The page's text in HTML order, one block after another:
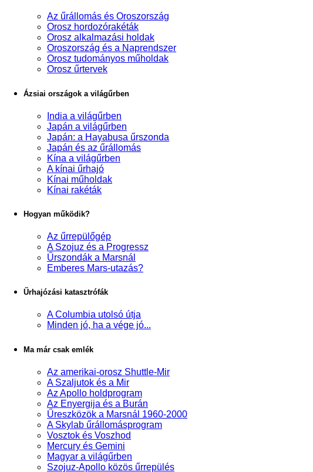
Az űrállomás és Oroszország
Orosz hordozórakéták
Orosz alkalmazási holdak
Oroszország és a Naprendszer
Orosz tudományos műholdak
Orosz űrtervek
Ázsiai országok a világűrben
India a világűrben
Japán a világűrben
Japán: a Hayabusa űrszonda
Japán és az űrállomás
Kína a világűrben
A kínai űrhajó
Kínai műholdak
Kínai rakéták
Hogyan működik?
Az űrrepülőgép
A Szojuz és a Progressz
Űrszondák a Marsnál
Emberes Mars-utazás?
Űrhajózási katasztrófák
A Columbia utolsó útja
Minden jó, ha a vége jó...
Ma már csak emlék
Az amerikai-orosz Shuttle-Mir
A Szaljutok és a Mir
Az Apollo holdprogram
Az Enyergija és a Burán
Űreszközök a Marsnál 1960-2000
A Skylab űrállomásprogram
Vosztok és Voszhod
Mercury és Gemini
Magyar a világűrben
Szojuz-Apollo közös űrrepülés